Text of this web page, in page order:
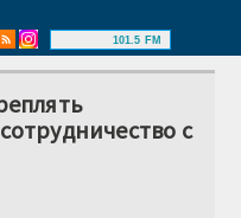
101.5 FM
с